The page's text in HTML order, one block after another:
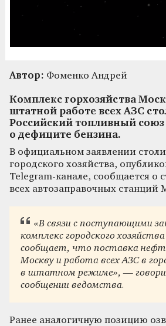
Автор: Фоменко Андрей
Комплекс горхозяйства
штатной работе всех АЗС
Российский топливный союз
о дефиците бензина.
В официальном заявлении
городского хозяйства,
Telegram-канале, сообщается о
всех автозаправочных станций
«В связи с поступающими
комплекс городского
сообщает, что поставка
Москву и работа всех АЗС в
в штатном режиме», —
сообщении ведомства.
Ранее аналогичную позицию